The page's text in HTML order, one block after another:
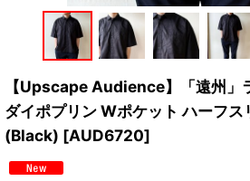
【Upscape Audience】「遠州」
ダイポプリン Wポケット ハーフス
(Black) [AUD6720]